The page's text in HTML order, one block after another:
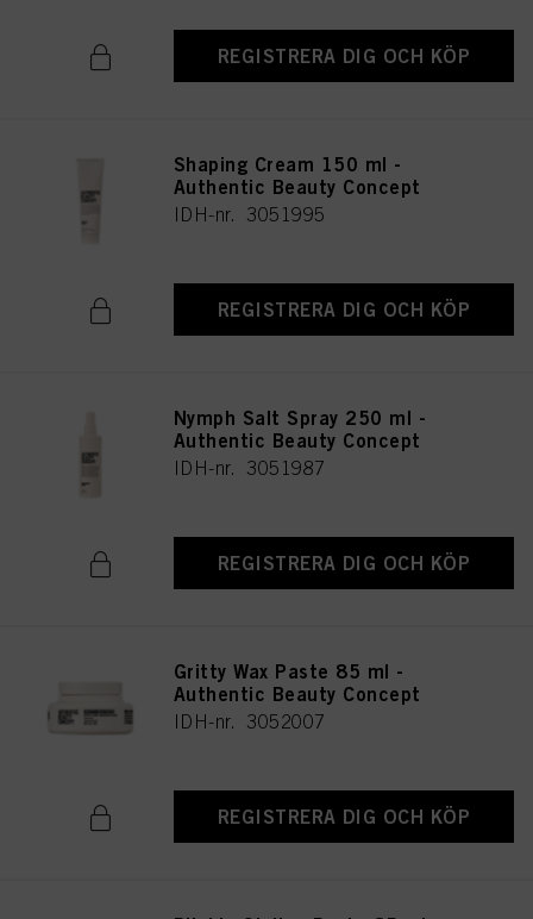
REGISTRERA DIG OCH KÖP
Shaping Cream 150 ml -
Authentic Beauty Concept
IDH-nr. 3051995
REGISTRERA DIG OCH KÖP
Nymph Salt Spray 250 ml -
Authentic Beauty Concept
IDH-nr. 3051987
REGISTRERA DIG OCH KÖP
Gritty Wax Paste 85 ml -
Authentic Beauty Concept
IDH-nr. 3052007
REGISTRERA DIG OCH KÖP